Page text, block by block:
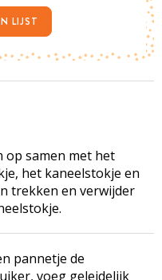
op samen met het
het kaneelstokje en
trekken en verwijder
pannetje de
voeg geleidelijk
LIJST